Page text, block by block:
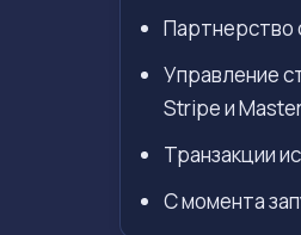
Партнерство
Управление
Stripe и
Транзакции
С момента